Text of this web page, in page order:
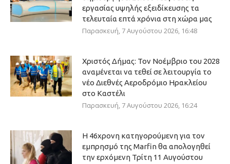
εργασίας υψηλής εξειδίκευσης τα
τελευταία επτά χρόνια στη χώρα μας
Παρασκευή, 7 Αυγούστου 2026, 16:48
Χριστός Δήμας: Τον Νοέμβριο του 2028
αναμένεται να τεθεί σε λειτουργία το
νέο Διεθνές Αεροδρόμιο Ηρακλείου
στο Καστέλι
Παρασκευή, 7 Αυγούστου 2026, 16:24
Η 46χρονη κατηγορούμενη για τον
εμπρησμό της Marfin θα απολογηθεί
την ερχόμενη Τρίτη 11 Αυγούστου